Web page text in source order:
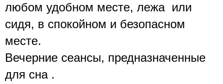
любом удобном месте, лежа  или
сидя, в спокойном и безопасном
месте.
Вечерние сеансы, предназначенные
для сна .